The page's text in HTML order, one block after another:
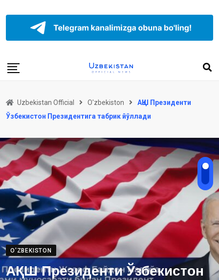
Uzbekistan Official O'zbekiston
АҚШ Президенти
Ўзбекистон Президентига табрик йўллади
O'ZBEKISTON
АҚШ Президенти Ўзбекистон